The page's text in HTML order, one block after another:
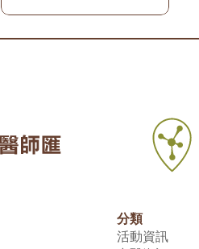
分類
活動資訊